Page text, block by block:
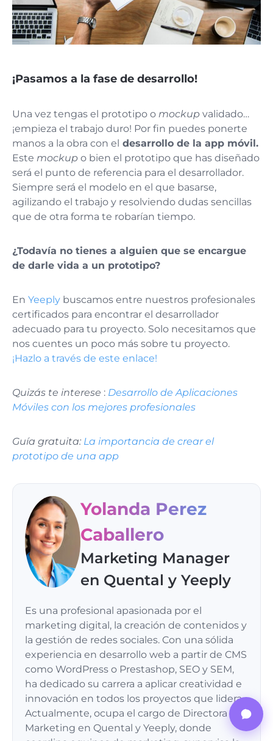
¡Pasamos a la fase de desarrollo!
Una vez tengas el prototipo o mockup validado…
¡empieza el trabajo duro! Por fin puedes ponerte
manos a la obra con el desarrollo de la app móvil.
Este mockup o bien el prototipo que has diseñado
será el punto de referencia para el desarrollador.
Siempre será el modelo en el que basarse,
agilizando el trabajo y resolviendo dudas sencillas
que de otra forma te robarían tiempo.
¿Todavía no tienes a alguien que se encargue
de darle vida a un prototipo?
En Yeeply buscamos entre nuestros profesionales
certificados para encontrar el desarrollador
adecuado para tu proyecto. Solo necesitamos que
nos cuentes un poco más sobre tu proyecto.
¡Hazlo a través de este enlace!
Quizás te interese : Desarrollo de Aplicaciones
Móviles con los mejores profesionales
Guía gratuita: La importancia de crear el
prototipo de una app
Yolanda Perez
Caballero
Marketing Manager
en Quental y Yeeply
Es una profesional apasionada por el
marketing digital, la creación de contenidos y
la gestión de redes sociales. Con una sólida
experiencia en desarrollo web a partir de CMS
como WordPress o Prestashop, SEO y SEM,
ha dedicado su carrera a aplicar creatividad e
innovación en todos los proyectos que lidera.
Actualmente, ocupa el cargo de Directora de
Marketing en Quental y Yeeply, donde